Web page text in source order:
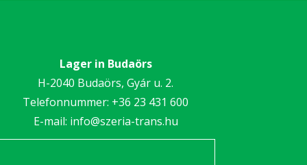
Lager in Budaörs
H-2040 Budaörs, Gyár u. 2.
Telefonnummer: +36 23 431 600
E-mail: info@szeria-trans.hu